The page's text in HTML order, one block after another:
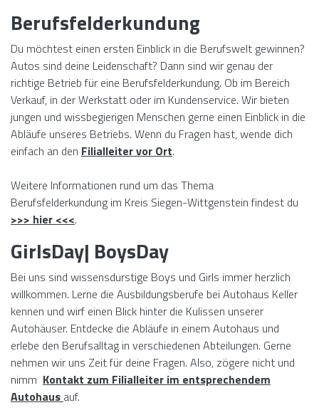
Berufsfelderkundung
Du möchtest einen ersten Einblick in die Berufswelt gewinnen?
Autos sind deine Leidenschaft? Dann sind wir genau der
richtige Betrieb für eine Berufsfelderkundung. Ob im Bereich
Verkauf, in der Werkstatt oder im Kundenservice. Wir bieten
jungen und wissbegierigen Menschen gerne einen Einblick in die
Abläufe unseres Betriebs. Wenn du Fragen hast, wende dich
einfach an den Filialleiter vor Ort.
Weitere Informationen rund um das Thema
Berufsfelderkundung im Kreis Siegen-Wittgenstein findest du
>>> hier <<<.
GirlsDay| BoysDay
Bei uns sind wissensdurstige Boys und Girls immer herzlich
willkommen. Lerne die Ausbildungsberufe bei Autohaus Keller
kennen und wirf einen Blick hinter die Kulissen unserer
Autohäuser. Entdecke die Abläufe in einem Autohaus und
erlebe den Berufsalltag in verschiedenen Abteilungen. Gerne
nehmen wir uns Zeit für deine Fragen. Also, zögere nicht und
nimm Kontakt zum Filialleiter im entsprechendem
Autohaus auf.